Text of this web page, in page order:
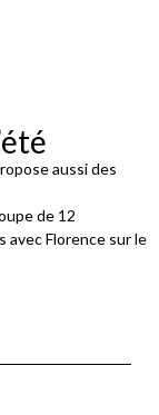
aussi des
de 12
avec Florence sur le